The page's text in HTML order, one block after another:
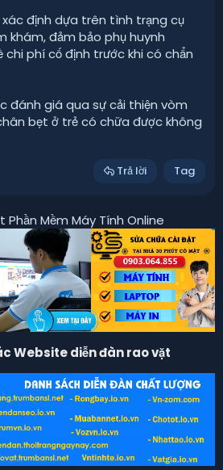
định dựa trên tình trạng cụ
khám, đảm bảo phụ huynh
chi phí cố định trước khi có chẩn
đánh giá qua sự cải thiện vòm
bẹt ở trẻ có chữa được không
Trả lời Tag
Phần Mềm Máy Tính Online
Website diễn đàn rao vặt